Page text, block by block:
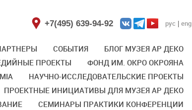
+7(495) 639-94-92 рус | eng
СОБЫТИЯ
БЛОГ МУЗЕЯ АР ДЕКО
ПРОЕКТЫ
ФОНД ИМ. ОКРО ОКРОЯНА
НАУЧНО-ИССЛЕДОВАТЕЛЬСКИЕ ПРОЕКТЫ
ПРОЕКТНЫЕ ИНИЦИАТИВЫ ДЛЯ МУЗЕЯ АР ДЕКО
СЕМИНАРЫ ПРАКТИКИ КОНФЕРЕНЦИИ